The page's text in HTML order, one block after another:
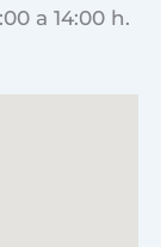
a 14:00 h.